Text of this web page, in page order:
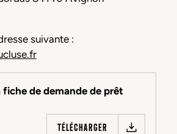
suivante :
fiche de demande de prêt
TÉLÉCHARGER